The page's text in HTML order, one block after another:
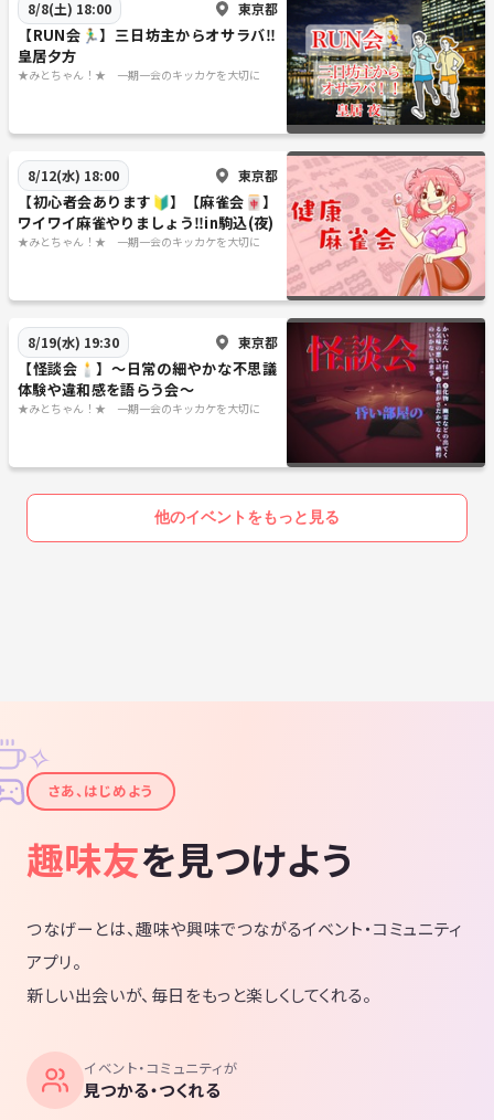
8/8(土) 18:00 東京都
【RUN会🏃‍♂️】三日坊主からオサラバ‼️
皇居夕方
★みとちゃん！★ 一期一会のキッカケを大切に
8/12(水) 18:00 東京都
【初心者会あります🔰】【麻雀会🀄️】
ワイワイ麻雀やりましょう‼️in駒込(夜)
★みとちゃん！★ 一期一会のキッカケを大切に
8/19(水) 19:30 東京都
【怪談会🕯️】〜日常の細やかな不思議
体験や違和感を語らう会〜
★みとちゃん！★ 一期一会のキッカケを大切に
他のイベントをもっと見る
✦
✧
さあ、はじめよう
趣味友を見つけよう
つなげーとは、趣味や興味でつながるイベント・コミュニティ
アプリ。
新しい出会いが、毎日をもっと楽しくしてくれる。
イベント・コミュニティが
見つかる・つくれる